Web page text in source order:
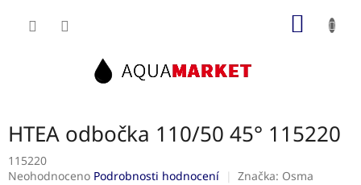
HTEA odbočka 110/50 45° 115220
115220
Průměrné
Neohodnoceno Podrobnosti hodnocení Značka: Osma